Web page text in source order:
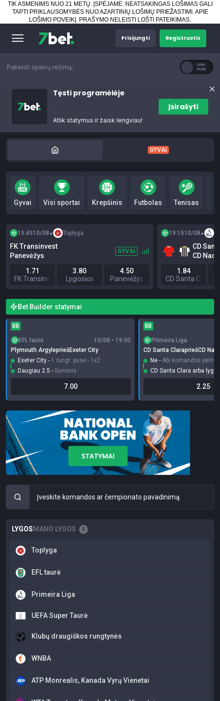
TIK ASMENIMS NUO 21 METŲ. ĮSPĖJAME: NEATSAKINGAS LOŠIMAS GALI
TAPTI PRIKLAUSOMYBĖS NUO AZARTINIŲ LOŠIMŲ PRIEŽASTIMI.APIE
LOŠIMO POVEIKĮ . PRAŠYMO NELEISTI LOŠTI PATEIKIMAS.
Prisijungti Registruotis
Pakeisti spalvų režimą:
Tęsti programėlėje
Atlik statymus ir žaisk lengviau!
Įsirašyti